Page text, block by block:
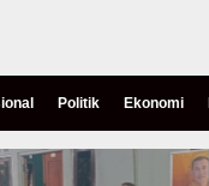
Politik Ekonomi